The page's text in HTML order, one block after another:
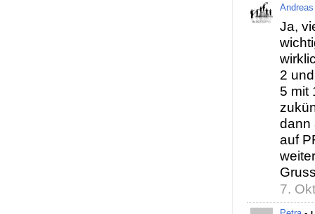
Andreas
Ja,
2
5 mit
dann
auf
7.